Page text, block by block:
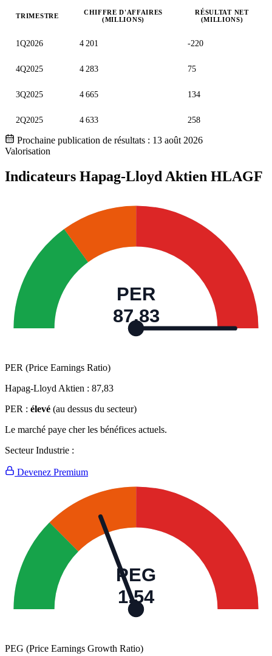
TRIMESTRE
CHIFFRE D'AFFAIRES
(MILLIONS)
RÉSULTAT NET
(MILLIONS)
1Q2026 4 201 -220
4Q2025 4 283 75
3Q2025 4 665 134
2Q2025 4 633 258
Prochaine publication de résultats : 13 août 2026
Valorisation
Indicateurs Hapag-Lloyd Aktien HLAGF
PER
87,83
PER (Price Earnings Ratio)
Hapag-Lloyd Aktien : 87,83
PER : élevé (au dessus du secteur)
Le marché paye cher les bénéfices actuels.
Secteur Industrie :
Devenez Premium
PEG
1,54
PEG (Price Earnings Growth Ratio)